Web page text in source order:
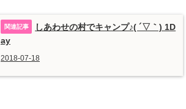
しあわせの村でキャンプ♪( ´▽｀) 1D
ay
2018-07-18